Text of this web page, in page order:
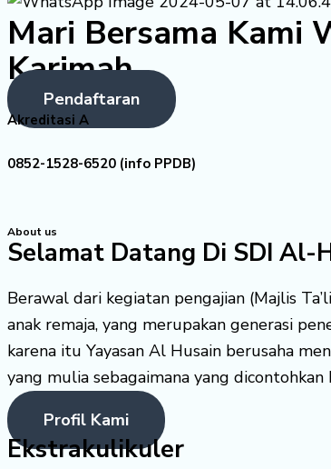
Mari Bersama Kami
Karimah
Pendaftaran
Akreditasi A
0852-1528-6520 (info PPDB)
About us
Selamat Datang Di SDI Al-
Berawal dari kegiatan pengajian (Majlis
anak remaja, yang merupakan generasi
karena itu Yayasan Al Husain berusaha
yang mulia sebagaimana yang
Profil Kami
Ekstrakulikuler